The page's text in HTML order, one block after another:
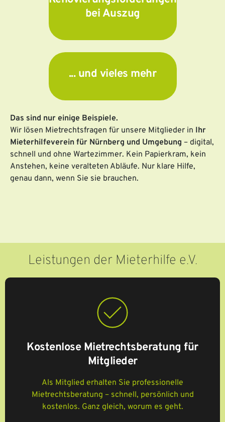
bei Auszug
... und vieles mehr
Das sind nur einige Beispiele.
Wir lösen Mietrechtsfragen für unsere Mitglieder in Ihr
Mieterhilfeverein für Nürnberg und Umgebung – digital,
schnell und ohne Wartezimmer. Kein Papierkram, kein
Anstehen, keine veralteten Abläufe. Nur klare Hilfe,
genau dann, wenn Sie sie brauchen.
Leistungen der Mieterhilfe e.V.
Kostenlose Mietrechtsberatung für
Mitglieder
Als Mitglied erhalten Sie professionelle
Mietrechtsberatung – schnell, persönlich und
kostenlos. Ganz gleich, worum es geht.